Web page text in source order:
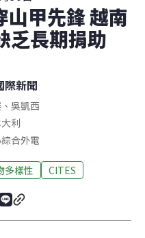
山甲先鋒 越南
乏長期捐助
際新聞
、 吳凱西
利
合外電
多樣性 CITES